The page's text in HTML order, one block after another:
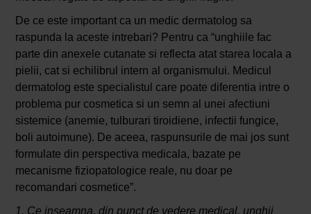
De ce este important ca un medic dermatolog sa
raspunda la aceste intrebari? Pentru ca “unghiile fac
parte din anexele cutanate si reflecta atat starea locala a
pielii, cat si echilibrul intern al organismului. Medicul
dermatolog este specialistul care poate diferentia intre o
problema pur cosmetica si un semn al unei afectiuni
sistemice (anemie, tulburari tiroidiene, infectii fungice,
boli autoimune). De aceea, raspunsurile de mai jos sunt
formulate din perspectiva medicala, bazate pe
mecanisme fiziopatologice reale, nu doar pe
recomandari cosmetice”.
1. Ce inseamna, din punct de vedere medical, unghii